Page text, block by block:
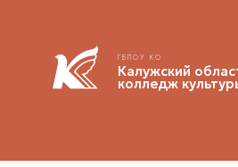
ГБПОУ КО
Калужский
колледж